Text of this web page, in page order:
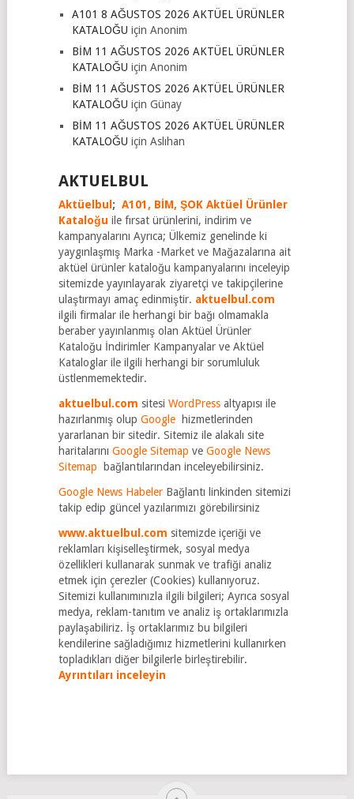
A101 8 AĞUSTOS 2026 AKTÜEL ÜRÜNLER
KATALOĞU için Anonim
BİM 11 AĞUSTOS 2026 AKTÜEL ÜRÜNLER
KATALOĞU için Anonim
BİM 11 AĞUSTOS 2026 AKTÜEL ÜRÜNLER
KATALOĞU için Günay
BİM 11 AĞUSTOS 2026 AKTÜEL ÜRÜNLER
KATALOĞU için Aslıhan
AKTUELBUL
Aktüelbul ; A101, BİM, ŞOK Aktüel Ürünler
Kataloğu ile fırsat ürünlerini, indirim ve
kampanyalarını Ayrıca; Ülkemiz genelinde ki
yaygınlaşmış Marka -Market ve Mağazalarına ait
aktüel ürünler kataloğu kampanyalarını inceleyip
sitemizde yayınlayarak ziyaretçi ve takipçilerine
ulaştırmayı amaç edinmiştir. aktuelbul.com
ilgili firmalar ile herhangi bir bağı olmamakla
beraber yayınlanmış olan Aktüel Ürünler
Kataloğu İndirimler Kampanyalar ve Aktüel
Kataloglar ile ilgili herhangi bir sorumluluk
üstlenmemektedir.
aktuelbul.com sitesi WordPressaltyapısı ile
hazırlanmış olup Googlehizmetlerinden
yararlanan bir sitedir. Sitemiz ile alakalı site
haritalarını Google Sitemap ve Google News
Sitemap
bağlantılarından inceleyebilirsiniz.
Google News Habeler Bağlantı linkinden sitemizi
takip edip güncel yazılarımızı görebilirsiniz
www.aktuelbul.com sitemizde içeriği ve
reklamları kişiselleştirmek, sosyal medya
özellikleri kullanarak sunmak ve trafiği analiz
etmek için çerezler (Cookies) kullanıyoruz.
Sitemizi kullanımınızla ilgili bilgileri; Ayrıca sosyal
medya, reklam-tanıtım ve analiz iş ortaklarımızla
paylaşabiliriz. İş ortaklarımız bu bilgileri
kendilerine sağladığımız hizmetlerini kullanırken
topladıkları diğer bilgilerle birleştirebilir.
Ayrıntıları inceleyin